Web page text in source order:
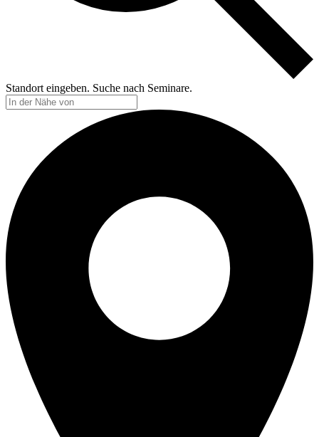
Standort eingeben. Suche nach Seminare.